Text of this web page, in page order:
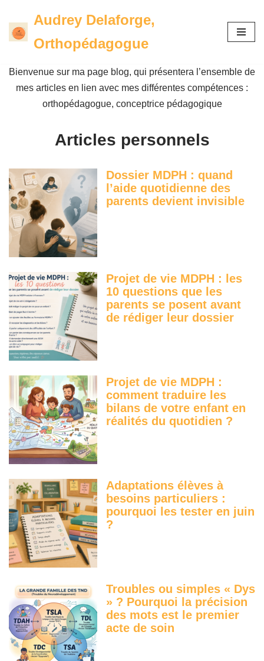
Aller
Audrey Delaforge,
Orthopédagogue
Bienvenue sur ma page blog, qui présentera l’ensemble de
mes articles en lien avec mes différentes compétences :
orthopédagogue, conceptrice pédagogique
Articles personnels
Dossier MDPH : quand
l’aide quotidienne des
parents devient invisible
Projet de vie MDPH : les
10 questions que les
parents se posent avant
de rédiger leur dossier
Projet de vie MDPH :
comment traduire les
bilans de votre enfant en
réalités du quotidien ?
Adaptations élèves à
besoins particuliers :
pourquoi les tester en juin
?
Troubles ou simples « Dys
» ? Pourquoi la précision
des mots est le premier
acte de soin